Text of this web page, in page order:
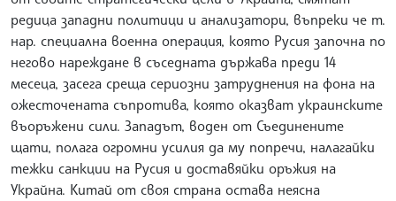
редица западни политици и анализатори, въпреки че т.
нар. специална военна операция, която Русия започна по
негово нареждане в съседната държава преди 14
месеца, засега среща сериозни затруднения на фона на
ожесточената съпротива, която оказват украинските
въоръжени сили. Западът, воден от Съединените
щати, полага огромни усилия да му попречи, налагайки
тежки санкции на Русия и доставяйки оръжия на
Украйна. Китай от своя страна остава неясна